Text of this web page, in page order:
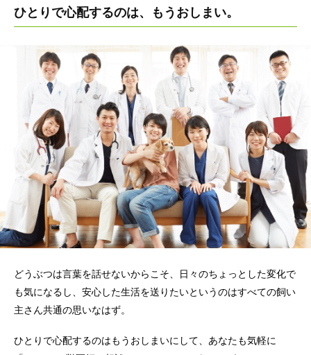
ひとりで心配するのは、もうおしまい。
どうぶつは言葉を話せないからこそ、日々のちょっとした変化で
も気になるし、安心した生活を送りたいというのはすべての飼い
主さん共通の思いなはず。
ひとりで心配するのはもうおしまいにして、あなたも気軽に